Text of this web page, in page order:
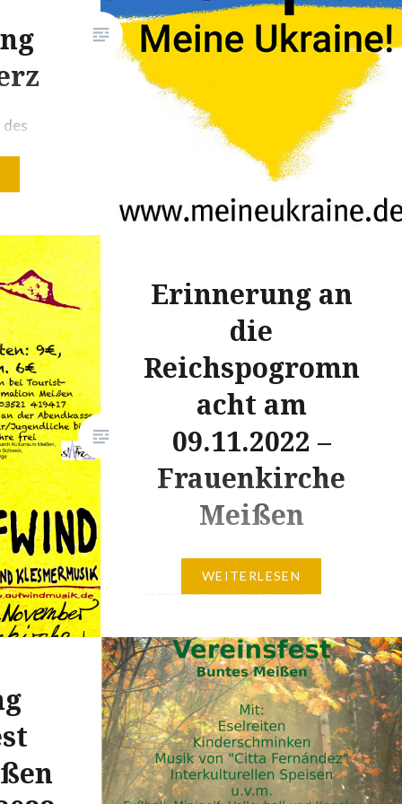
Meißner Rathaus die
Ausstellung “Meine Ukraine!
Ukrainische Stimmen zu Krieg,
Vertreibung und Schmerz“. Der
Ratssaal war bis auf den letzten
zur Verfügung stehenden Platz
gefüllt. Insgesamt nahmen rund
180 Personen an der Eröffnung
teil….
ihr
kaum
der
Erinnerung an
die
Reichspogromn
acht am
09.11.2022 –
Frauenkirche
Meißen
Edit: Das Konzert wurde
krankheitsbedingt leider
es aber in Meißen an der
Frauenkirche ein kurzes
Gedenken an die in Meißen
lebendenen jüdische Familien
geben. Zur Erinnerung an die
Reichspogromnacht lädt die
Bürgerinitiative Stolpersteine
WEITERLESEN